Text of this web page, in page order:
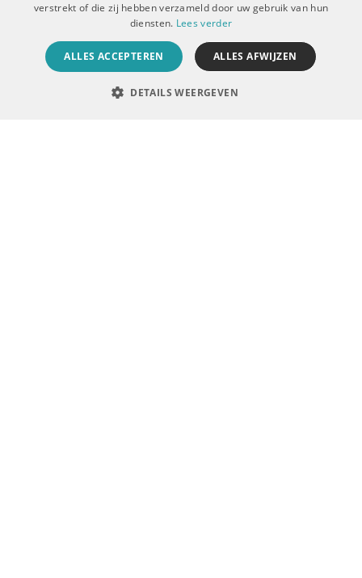
De Boer Dental
verstrekt of die zij hebben verzameld door uw gebruik van hun
diensten. Lees verder
ALLES ACCEPTEREN ALLES AFWIJZEN
DETAILS WEERGEVEN